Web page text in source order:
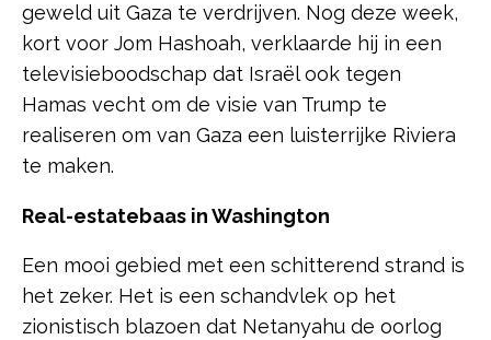
geweld uit Gaza te verdrijven. Nog deze week,
kort voor Jom Hashoah, verklaarde hij in een
televisieboodschap dat Israël ook tegen
Hamas vecht om de visie van Trump te
realiseren om van Gaza een luisterrijke Riviera
te maken.
Real-estatebaas in Washington
Een mooi gebied met een schitterend strand is
het zeker. Het is een schandvlek op het
zionistisch blazoen dat Netanyahu de oorlog